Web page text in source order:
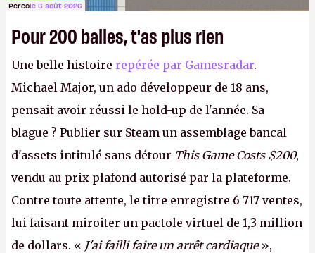
Percole 6 août 2026
Pour 200 balles, t'as plus rien
Une belle histoire repérée par Gamesradar.
Michael Major, un ado développeur de 18 ans,
pensait avoir réussi le hold-up de l'année. Sa
blague ? Publier sur Steam un assemblage bancal
d'assets intitulé sans détour This Game Costs $200,
vendu au prix plafond autorisé par la plateforme.
Contre toute attente, le titre enregistre 6 717 ventes,
lui faisant miroiter un pactole virtuel de 1,3 million
de dollars. « J'ai failli faire un arrêt cardiaque»,